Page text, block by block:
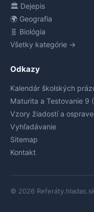
🏛️ Dejepis
🌍 Geografia
🧬 Biológia
Všetky kategórie →
Odkazy
Kalendár školských
Maturita a Testovanie 9
Vzory žiadostí a
Vyhľadávanie
Sitemap
Kontakt
© 2026